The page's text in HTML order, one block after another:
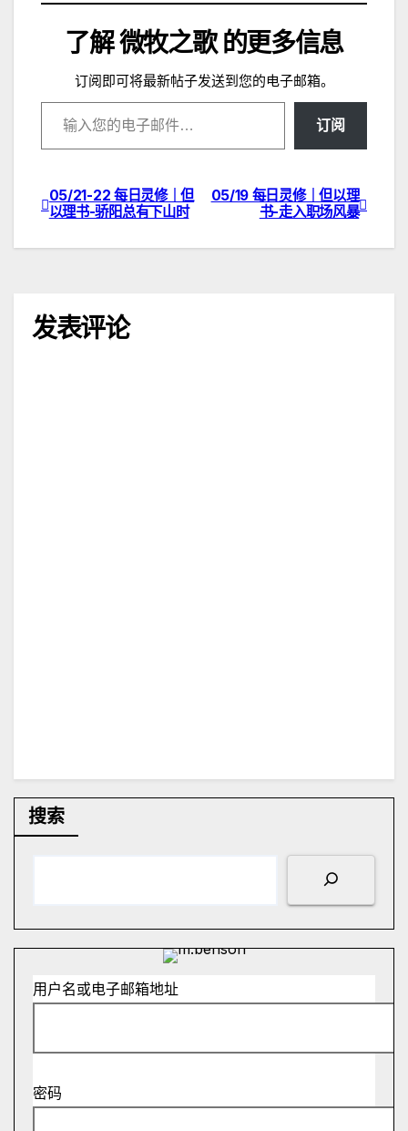
载…
了解 微牧之歌 的更多信息
订阅即可将最新帖子发送到您的电子邮箱。
输入您的电子邮件…
订阅
文
章
航
05/19 每日灵修｜但以理
书-走入职场风暴
05/21-22 每日灵修｜但
以理书-骄阳总有下山时
发表评论
搜索
用户名或电子邮箱地址
密码